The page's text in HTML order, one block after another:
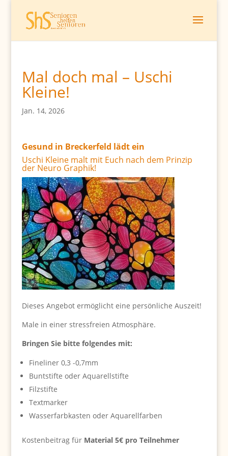
Mal doch mal – Uschi
Kleine!
Jan. 14, 2026
Gesund in Breckerfeld lädt ein
Uschi Kleine malt mit Euch nach dem Prinzip
der Neuro Graphik!
Dieses Angebot ermöglicht eine persönliche Auszeit!
Male in einer stressfreien Atmosphäre.
Bringen Sie bitte folgendes mit:
Fineliner 0,3 -0,7mm
Buntstifte oder Aquarellstifte
Filzstifte
Textmarker
Wasserfarbkasten oder Aquarellfarben
Kostenbeitrag für Material 5€ pro Teilnehmer